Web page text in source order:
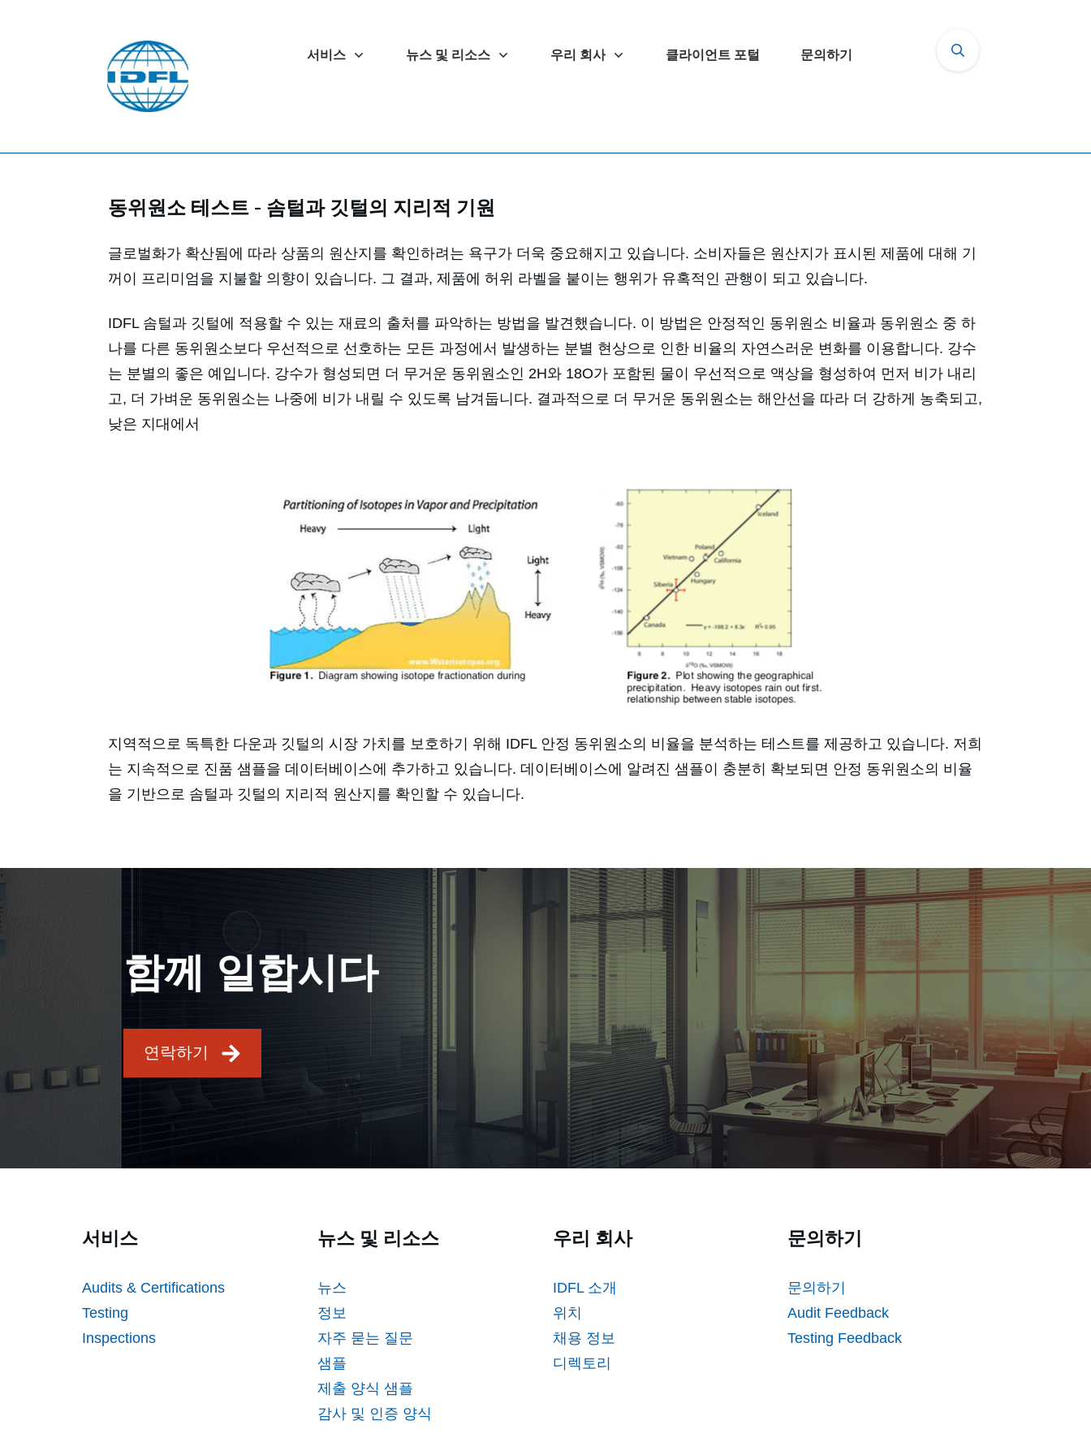
서비스 뉴스 및 리소스 우리 회사 클라이언트 포털 문의하기
동위원소 테스트 - 솜털과 깃털의 지리적 기원
글로벌화가 확산됨에 따라 상품의 원산지를 확인하려는 욕구가 더욱 중요해지고 있습니다. 소비자들은 원산지가 표시된 제품에 대해 기
꺼이 프리미엄을 지불할 의향이 있습니다. 그 결과, 제품에 허위 라벨을 붙이는 행위가 유혹적인 관행이 되고 있습니다.
IDFL 솜털과 깃털에 적용할 수 있는 재료의 출처를 파악하는 방법을 발견했습니다. 이 방법은 안정적인 동위원소 비율과 동위원소 중 하
나를 다른 동위원소보다 우선적으로 선호하는 모든 과정에서 발생하는 분별 현상으로 인한 비율의 자연스러운 변화를 이용합니다. 강수
는 분별의 좋은 예입니다. 강수가 형성되면 더 무거운 동위원소인 2H와 18O가 포함된 물이 우선적으로 액상을 형성하여 먼저 비가 내리
고, 더 가벼운 동위원소는 나중에 비가 내릴 수 있도록 남겨둡니다. 결과적으로 더 무거운 동위원소는 해안선을 따라 더 강하게 농축되고,
낮은 지대에서
지역적으로 독특한 다운과 깃털의 시장 가치를 보호하기 위해 IDFL 안정 동위원소의 비율을 분석하는 테스트를 제공하고 있습니다. 저희
는 지속적으로 진품 샘플을 데이터베이스에 추가하고 있습니다. 데이터베이스에 알려진 샘플이 충분히 확보되면 안정 동위원소의 비율
을 기반으로 솜털과 깃털의 지리적 원산지를 확인할 수 있습니다.
함께 일합시다
연락하기
서비스
Audits & Certifications
Testing
Inspections
뉴스 및 리소스
뉴스
정보
자주 묻는 질문
샘플
제출 양식 샘플
감사 및 인증 양식
우리 회사
IDFL 소개
위치
채용 정보
디렉토리
문의하기
문의하기
Audit Feedback
Testing Feedback